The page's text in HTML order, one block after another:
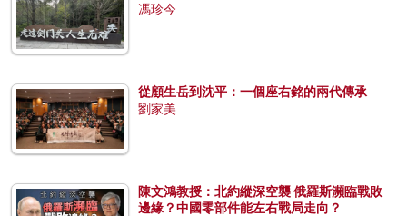
馮珍今
從顧生岳到沈平：一個座右銘的兩代傳承
劉家美
陳文鴻教授：北約縱深空襲 俄羅斯瀕臨戰敗
邊緣？中國零部件能左右戰局走向？